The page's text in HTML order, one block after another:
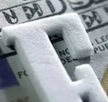
Ordu
Rize
Sakarya
Samsun